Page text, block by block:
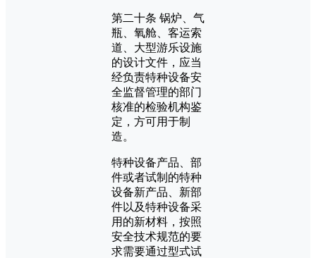
第二十条 锅炉、气
瓶、氧舱、客运索
道、大型游乐设施
的设计文件，应当
经负责特种设备安
全监督管理的部门
核准的检验机构鉴
定，方可用于制
造。
特种设备产品、部
件或者试制的特种
设备新产品、新部
件以及特种设备采
用的新材料，按照
安全技术规范的要
求需要通过型式试